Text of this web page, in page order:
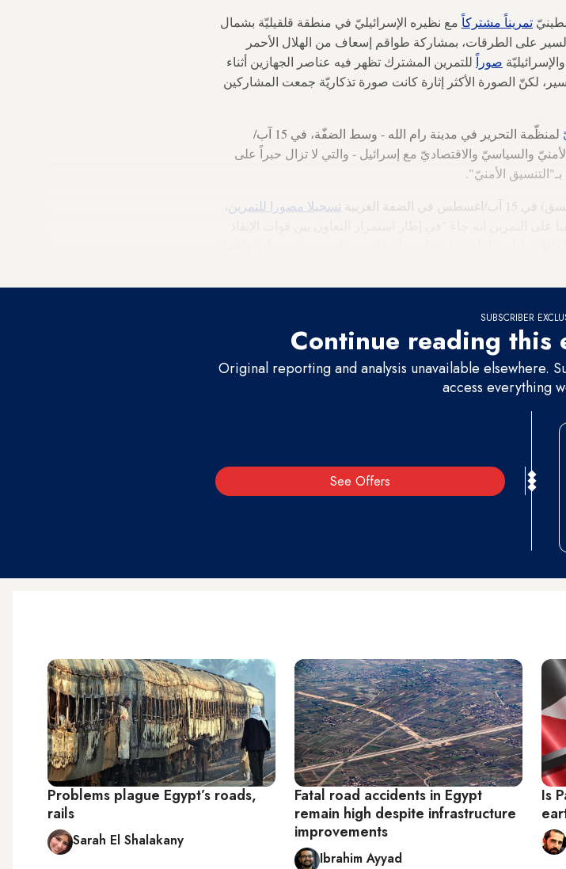
تمريناً مشتركاًمع نظيره الإسرائيليّ في منطقة قلقيليّة بشمال
مع حوادث السير على الطرقات، بمشاركة طواقم إسعاف من الهلال الأحمر
صوراًللتمرين المشترك تظهر فيه عناصر الجهازين أثناء
لكنّ الصورة الأكثر إثارة كانت صورة تذكاريّة جمعت المشاركين
لمنظّمة التحرير في مدينة رام الله - وسط الضفّة، في 15 آب/
والسياسيّ والاقتصاديّ مع إسرائيل - والتي لا تزال حبراً على
الأمنيّ".
الغربية
تسجيلا مصورا للتمرين،
SUBSCRIBER
Continue reading this
Original reporting and analysis unavailable elsewhere.
access everything
See Offers
Is
Fatal road accidents in Egypt
remain high despite infrastructure
improvements
Ibrahim Ayyad
Problems plague Egypt’s roads,
rails
Sarah El Shalakany